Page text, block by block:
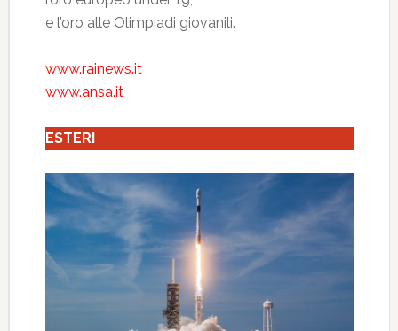
e l’oro alle Olimpiadi giovanili.
www.rainews.it
www.ansa.it
ESTERI